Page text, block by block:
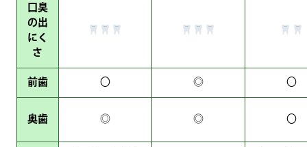
口臭
の出
にく
さ
前歯 〇 ◎ 〇
奥歯 ◎ ◎ 〇